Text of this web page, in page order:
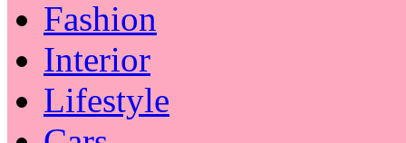
Fashion
Interior
Lifestyle